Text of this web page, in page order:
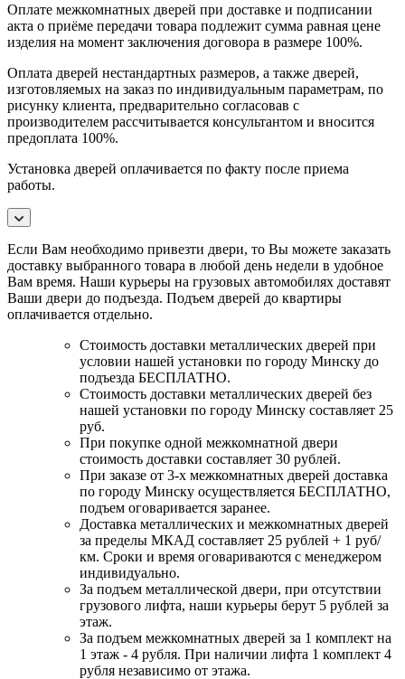
Оплате межкомнатных дверей при доставке и подписании
акта о приёме передачи товара подлежит сумма равная цене
изделия на момент заключения договора в размере 100%.
Оплата дверей нестандартных размеров, а также дверей,
изготовляемых на заказ по индивидуальным параметрам, по
рисунку клиента, предварительно согласовав с
производителем рассчитывается консультантом и вносится
предоплата 100%.
Установка дверей оплачивается по факту после приема
работы.
Если Вам необходимо привезти двери, то Вы можете заказать
доставку выбранного товара в любой день недели в удобное
Вам время. Наши курьеры на грузовых автомобилях доставят
Ваши двери до подъезда. Подъем дверей до квартиры
оплачивается отдельно.
Стоимость доставки металлических дверей при
условии нашей установки по городу Минску до
подъезда БЕСПЛАТНО.
Стоимость доставки металлических дверей без
нашей установки по городу Минску составляет 25
руб.
При покупке одной межкомнатной двери
стоимость доставки составляет 30 рублей.
При заказе от 3-х межкомнатных дверей доставка
по городу Минску осуществляется БЕСПЛАТНО,
подъем оговаривается заранее.
Доставка металлических и межкомнатных дверей
за пределы МКАД составляет 25 рублей + 1 руб/
км. Сроки и время оговариваются с менеджером
индивидуально.
За подъем металлической двери, при отсутствии
грузового лифта, наши курьеры берут 5 рублей за
этаж.
За подъем межкомнатных дверей за 1 комплект на
1 этаж - 4 рубля. При наличии лифта 1 комплект 4
рубля независимо от этажа.